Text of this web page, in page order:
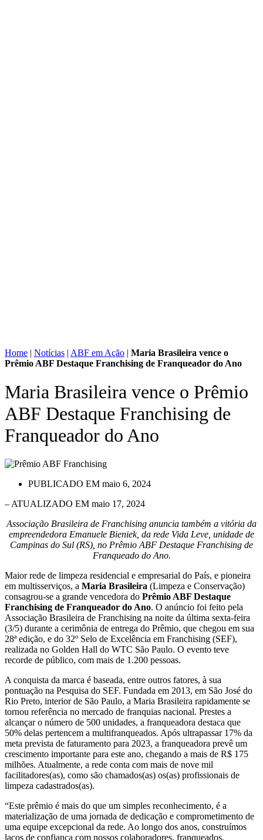
Home | Notícias | ABF em Ação | Maria Brasileira vence o
Prêmio ABF Destaque Franchising de Franqueador do Ano
Maria Brasileira vence o Prêmio
ABF Destaque Franchising de
Franqueador do Ano
PUBLICADO EM maio 6, 2024
– ATUALIZADO EM maio 17, 2024
Associação Brasileira de Franchising anuncia também a vitória da
empreendedora Emanuele Bieniek, da rede Vida Leve, unidade de
Campinas do Sul (RS), no Prêmio ABF Destaque Franchising de
Franqueado do Ano.
Maior rede de limpeza residencial e empresarial do País, e pioneira
em multisserviços, a Maria Brasileira (Limpeza e Conservação)
consagrou-se a grande vencedora do Prêmio ABF Destaque
Franchising de Franqueador do Ano. O anúncio foi feito pela
Associação Brasileira de Franchising na noite da última sexta-feira
(3/5) durante a cerimônia de entrega do Prêmio, que chegou em sua
28ª edição, e do 32º Selo de Excelência em Franchising (SEF),
realizada no Golden Hall do WTC São Paulo. O evento teve
recorde de público, com mais de 1.200 pessoas.
A conquista da marca é baseada, entre outros fatores, à sua
pontuação na Pesquisa do SEF. Fundada em 2013, em São José do
Rio Preto, interior de São Paulo, a Maria Brasileira rapidamente se
tornou referência no mercado de franquias nacional. Prestes a
alcançar o número de 500 unidades, a franqueadora destaca que
50% delas pertencem a multifranqueados. Após ultrapassar 17% da
meta prevista de faturamento para 2023, a franqueadora prevê um
crescimento importante para este ano, chegando a mais de R$ 175
milhões. Atualmente, a rede conta com mais de nove mil
facilitadores(as), como são chamados(as) os(as) profissionais de
limpeza cadastrados(as).
“Este prêmio é mais do que um simples reconhecimento, é a
materialização de uma jornada de dedicação e comprometimento de
uma equipe excepcional da rede. Ao longo dos anos, construímos
laços de confiança com nossos colaboradores, franqueados,